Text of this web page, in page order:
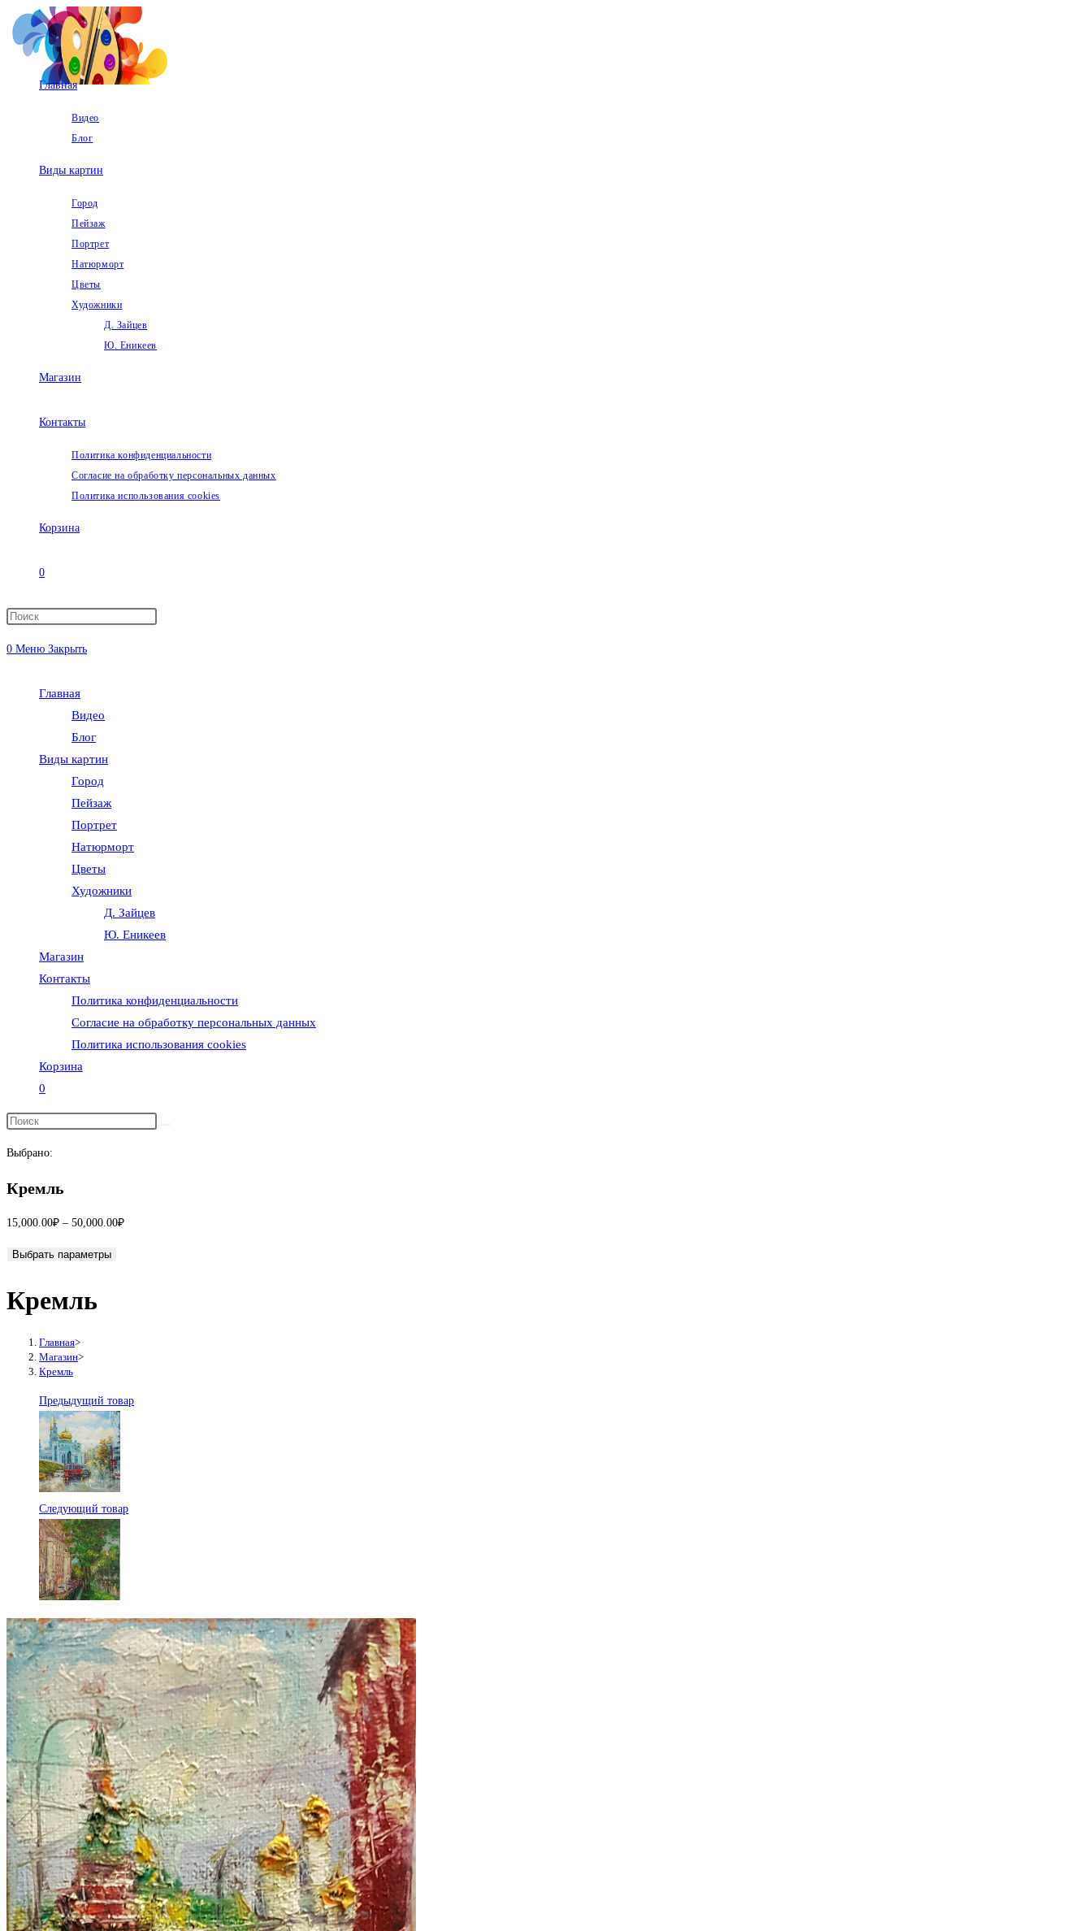
Перейти
содержимому
Главная
Видео
Блог
Виды картин
Город
Пейзаж
Портрет
Натюрморт
Цветы
Художники
Д. Зайцев
Ю. Еникеев
Магазин
Контакты
Политика конфиденциальности
Согласие на обработку персональных данных
Политика использования cookies
Корзина
0
Переключить
0 Меню Закрыть
Главная
Видео
Блог
Виды картин
Город
Пейзаж
Портрет
Натюрморт
Цветы
Художники
Д. Зайцев
Ю. Еникеев
Магазин
Контакты
Политика конфиденциальности
Согласие на обработку персональных данных
Политика использования cookies
Корзина
0
поиск
по
сайту
Выбрано:
Кремль
15,000.00₽ – 50,000.00₽Диапазон
Выбрать параметры
Кремль
Главная>
Магазин>
Кремль
Предыдущий товар
Следующий товар